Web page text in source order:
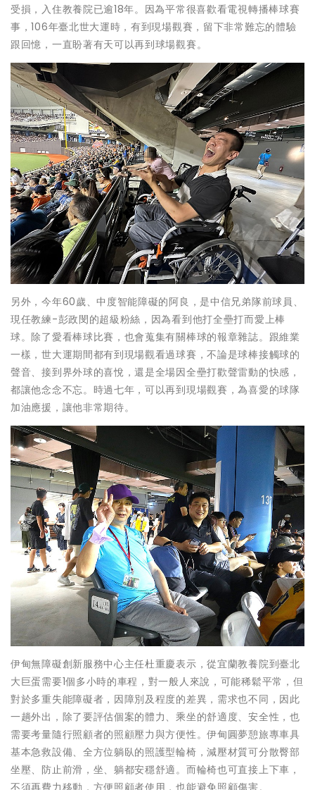
受損，入住教養院已逾18年。因為平常很喜歡看電視轉播棒球賽
事，106年臺北世大運時，有到現場觀賽，留下非常難忘的體驗
跟回憶，一直盼著有天可以再到球場觀賽。
另外，今年60歲、中度智能障礙的阿良，是中信兄弟隊前球員、
現任教練-彭政閔的超級粉絲，因為看到他打全壘打而愛上棒
球。除了愛看棒球比賽，也會蒐集有關棒球的報章雜誌。跟維業
一樣，世大運期間都有到現場觀看過球賽，不論是球棒接觸球的
聲音、接到界外球的喜悅，還是全場因全壘打歡聲雷動的快感，
都讓他念念不忘。時過七年，可以再到現場觀賽，為喜愛的球隊
加油應援，讓他非常期待。
伊甸無障礙創新服務中心主任杜重慶表示，從宜蘭教養院到臺北
大巨蛋需要1個多小時的車程，對一般人來說，可能稀鬆平常，但
對於多重失能障礙者，因障別及程度的差異，需求也不同，因此
一趟外出，除了要評估個案的體力、乘坐的舒適度、安全性，也
需要考量隨行照顧者的照顧壓力與方便性。伊甸圓夢憩旅專車具
基本急救設備、全方位躺臥的照護型輪椅，減壓材質可分散臀部
坐壓、防止前滑，坐、躺都安穩舒適。而輪椅也可直接上下車，